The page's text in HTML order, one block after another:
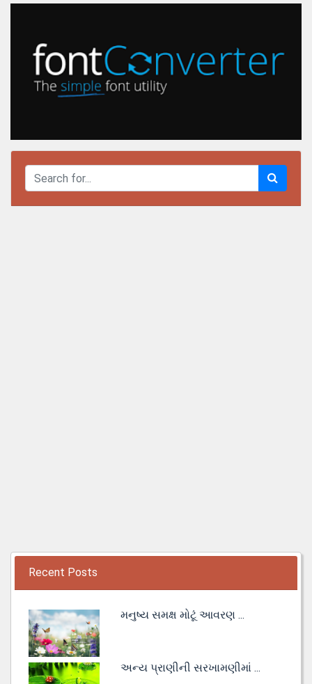
Recent Posts
મનુષ્ય સમક્ષ મોટૂં આવરણ ...
અન્ય પ્રાણીની સરખામણીમાં ...